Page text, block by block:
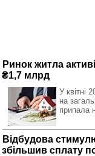
Ринок житла
₴1,7 млрд
У квітні
на
припала
Відбудова
збільшив сплату